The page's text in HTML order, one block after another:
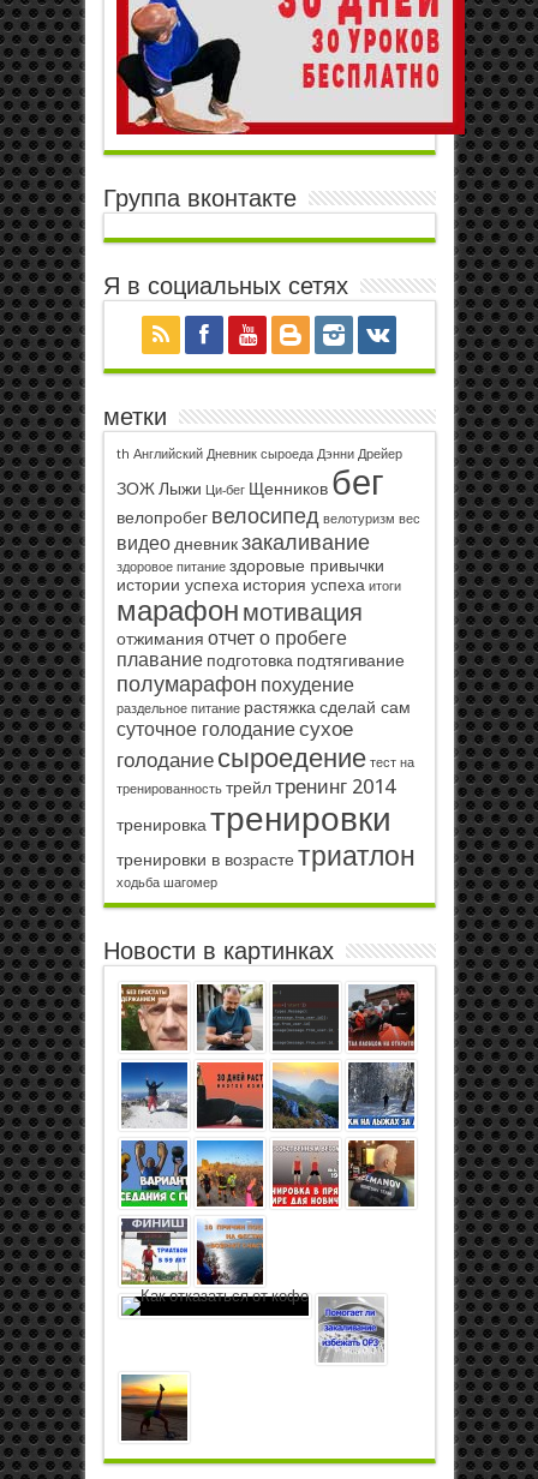
Группа вконтакте
Я в социальных сетях
метки
th Английский Дневник сыроеда Дэнни Дрейер
ЗОЖ Лыжи Ци-бег Щенников бег
велопробег велосипед велотуризм вес
видео дневник закаливание
здоровое питание здоровые привычки
истории успеха история успеха итоги
марафон мотивация
отжимания отчет о пробеге
плавание подготовка подтягивание
полумарафон похудение
раздельное питание растяжка сделай сам
суточное голоданиесухое
голодание сыроедение тест на
тренированность трейл тренинг 2014
тренировка тренировки
тренировки в возрасте триатлон
ходьба шагомер
Новости в картинках